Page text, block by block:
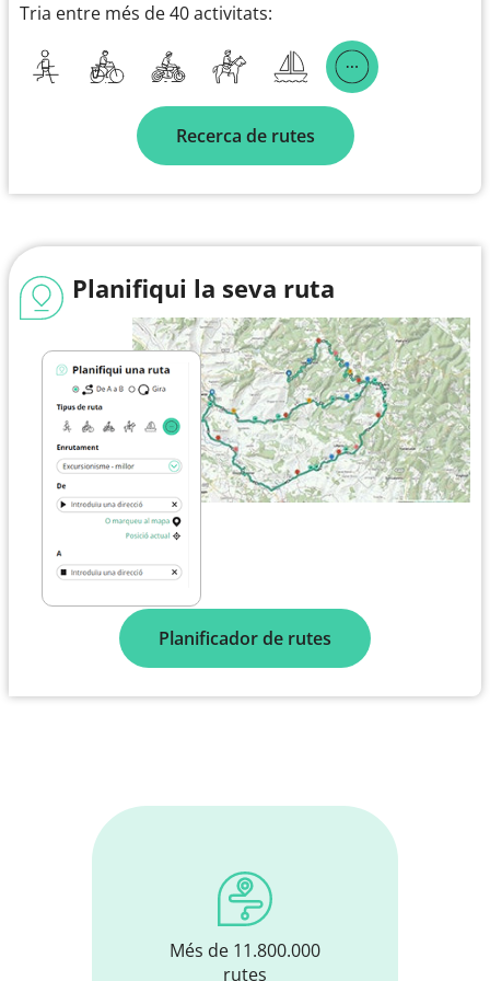
Tria entre més de 40 activitats:
Recerca de rutes
Planifiqui la seva ruta
Planificador de rutes
Més de 11.800.000
rutes